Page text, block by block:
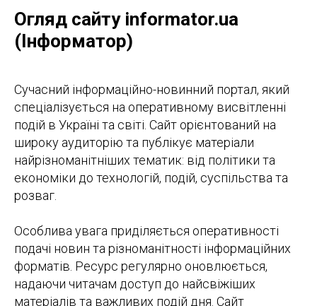
Огляд сайту informator.ua
(Інформатор)
Сучасний інформаційно-новинний портал, який
спеціалізується на оперативному висвітленні
подій в Україні та світі. Сайт орієнтований на
широку аудиторію та публікує матеріали
найрізноманітніших тематик: від політики та
економіки до технологій, подій, суспільства та
розваг.
Особлива увага приділяється оперативності
подачі новин та різноманітності інформаційних
форматів. Ресурс регулярно оновлюється,
надаючи читачам доступ до найсвіжіших
матеріалів та важливих подій дня. Сайт